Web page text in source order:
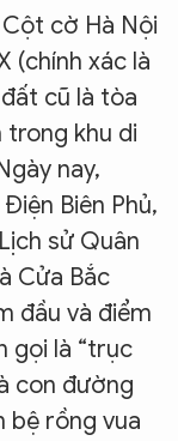
cờ Hà Nội
(chính xác là
cũ là tòa
trong khu di
nay,
Biên Phủ,
sử Quân
Cửa Bắc
đầu và điểm
gọi là “trục
con đường
bệ rồng vua